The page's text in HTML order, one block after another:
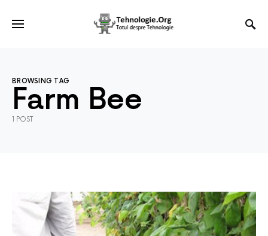
BROWSING TAG
Farm Bee
1 POST